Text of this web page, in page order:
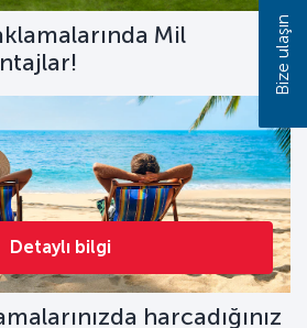
Mil
Detaylı bilgi
harcadığınız
Bize ulaşın